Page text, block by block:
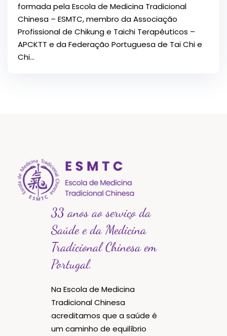
formada pela Escola de Medicina Tradicional
Chinesa – ESMTC, membro da Associação
Profissional de Chikung e Taichi Terapêuticos –
APCKTT e da Federação Portuguesa de Tai Chi e
Chi...
33 anos ao serviço da
Saúde e da Medicina
Tradicional Chinesa em
Portugal.
Na Escola de Medicina
Tradicional Chinesa
acreditamos que a saúde é
um caminho de equilíbrio